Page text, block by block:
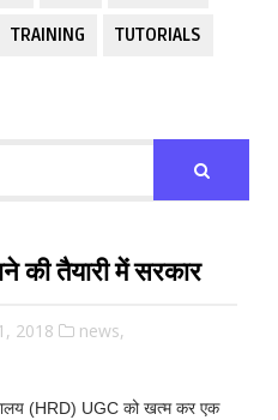
TRAINING TUTORIALS
की तैयारी में सरकार
2018 news,
(HRD) UGC को खत्म कर एक